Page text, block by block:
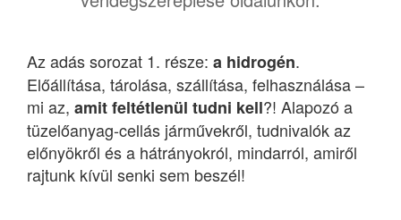
Az adás sorozat 1. része: a hidrogén.
Előállítása, tárolása, szállítása, felhasználása –
mi az, amit feltétlenül tudni kell?! Alapozó a
tüzelőanyag-cellás járművekről, tudnivalók az
előnyökről és a hátrányokról, mindarról, amiről
rajtunk kívül senki sem beszél!